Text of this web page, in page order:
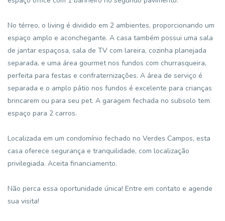
No térreo, o living é dividido em 2 ambientes, proporcionando um
espaço amplo e aconchegante. A casa também possui uma sala
de jantar espaçosa, sala de TV com lareira, cozinha planejada
separada, e uma área gourmet nos fundos com churrasqueira,
perfeita para festas e confraternizações. A área de serviço é
separada e o amplo pátio nos fundos é excelente para crianças
brincarem ou para seu pet. A garagem fechada no subsolo tem
espaço para 2 carros.
Localizada em um condomínio fechado no Verdes Campos, esta
casa oferece segurança e tranquilidade, com localização
privilegiada. Aceita financiamento.
Não perca essa oportunidade única! Entre em contato e agende
sua visita!